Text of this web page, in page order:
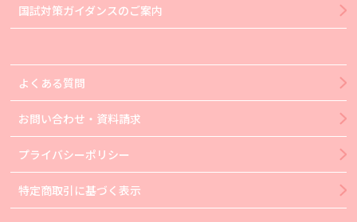
国試対策ガイダンスのご案内
よくある質問
お問い合わせ・資料請求
プライバシーポリシー
特定商取引に基づく表示